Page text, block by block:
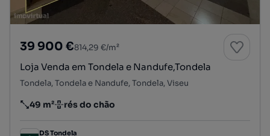
39 900 €814,29 €/m²
Loja Venda em Tondela e Nandufe,Tondela
Tondela, Tondela e Nandufe, Tondela, Viseu
Preço por metro quadrado
49 m²
Andar rés do chão
DS Tondela